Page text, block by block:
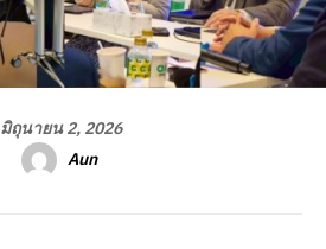
มิถุนายน 2, 2026
Aun